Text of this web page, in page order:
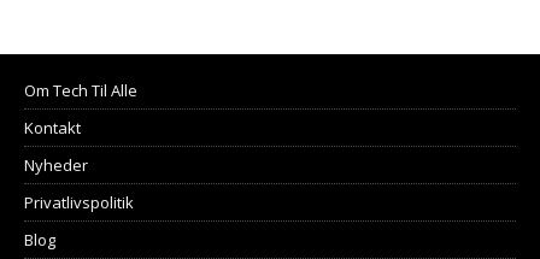
Om Tech Til Alle
Kontakt
Nyheder
Privatlivspolitik
Blog